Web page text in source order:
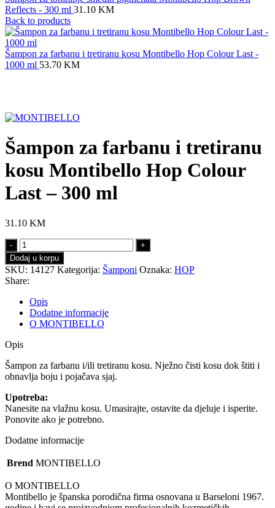
Reflects - 300 ml 31.10 KM
Back to products
Šampon za farbanu i tretiranu kosu Montibello Hop Colour Last -
1000 ml 53.70 KM
Šampon za farbanu i tretiranu
kosu Montibello Hop Colour
Last – 300 ml
31.10 KM
Šampon
za
farbanu
i
tretiranu
kosu
Montibello
Hop
Colour
Last
300
ml
Dodaj u korpu
SKU: 14127 Kategorija: Šamponi Oznaka: HOP
Share:
Opis
Dodatne informacije
O MONTIBELLO
Opis
Šampon za farbanu i/ili tretiranu kosu. Nježno čisti kosu dok štiti i
obnavlja boju i pojačava sjaj.
Upotreba:
Nanesite na vlažnu kosu. Umasirajte, ostavite da djeluje i isperite.
Ponovite ako je potrebno.
Dodatne informacije
Brend MONTIBELLO
O MONTIBELLO
Montibello je španska porodična firma osnovana u Barseloni 1967.